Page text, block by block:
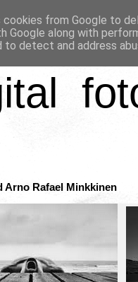
Arno Rafael Minkkinen
cookies from Google to
Google along with
to detect and address